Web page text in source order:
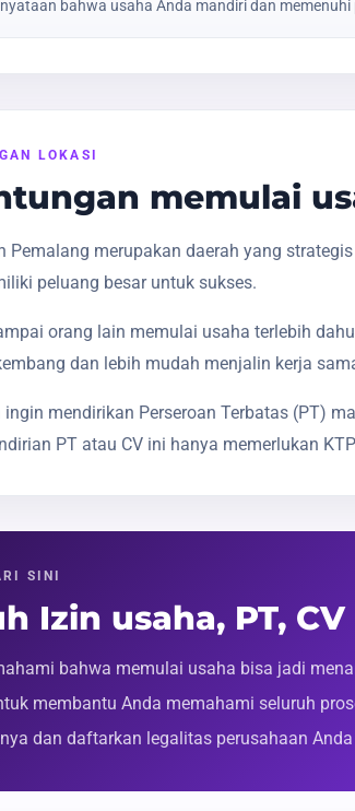
bahwa usaha Anda mandiri dan
LOKASI
memulai
Pemalang merupakan daerah yang
peluang besar untuk sukses.
orang lain memulai usaha terlebih
dan lebih mudah menjalin kerja
ingin mendirikan Perseroan Terbatas (PT)
PT atau CV ini hanya memerlukan
SINI
Izin usaha, PT,
bahwa memulai usaha bisa jadi
membantu Anda memahami seluruh
dan daftarkan legalitas perusahaan